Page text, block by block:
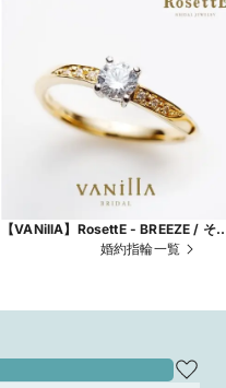
【VANillA】RosettE - BREEZE / そ
風 - 四葉のクローバーをモチーフに
婚約指輪一覧